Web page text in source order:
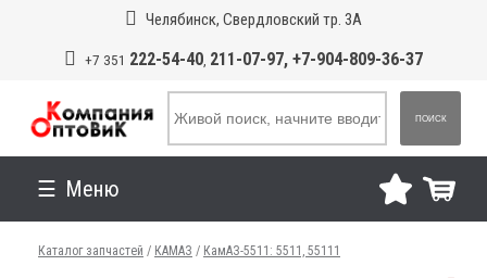
Челябинск, Свердловский тр. 3А
+7 351 222-54-40, 211-07-97, +7-904-809-36-37
ПОИСК
Меню
Каталог запчастей / КАМАЗ / КамАЗ-5511: 5511, 55111